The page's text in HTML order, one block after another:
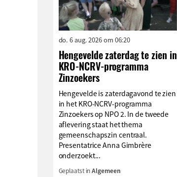
do. 6 aug. 2026 om 06:20
Hengevelde zaterdag te zien in
KRO-NCRV-programma
Zinzoekers
Hengevelde is zaterdagavond te zien
in het KRO-NCRV-programma
Zinzoekers op NPO 2. In de tweede
aflevering staat het thema
gemeenschapszin centraal.
Presentatrice Anna Gimbrère
onderzoekt...
Geplaatst inAlgemeen